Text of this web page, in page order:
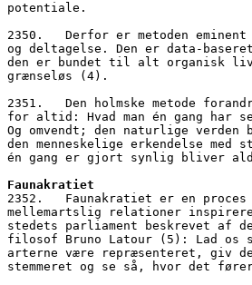
potentiale.
2350.   Derfor er metoden
og deltagelse. Den er data-
den er bundet til alt organisk
grænseløs (4).
2351.   Den holmske metode
for altid: Hvad man én gang har
Og omvendt; den naturlige
den menneskelige erkendelse med
én gang er gjort synlig bliver
Faunakratiet
2352.   Faunakratiet er en
mellemartslig relationer
stedets parliament beskrevet af
filosof Bruno Latour (5): Lad os
arterne være repræsenteret, giv
stemmeret og se så, hvor det